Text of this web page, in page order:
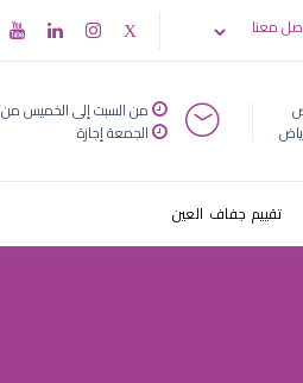
معنا
من السبت إلى الخميس من 9 ص إلى 10 م
الجمعة إجازة
تقييم جفاف العين